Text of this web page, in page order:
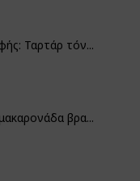
Ταρτάρ τόν...
βρα...